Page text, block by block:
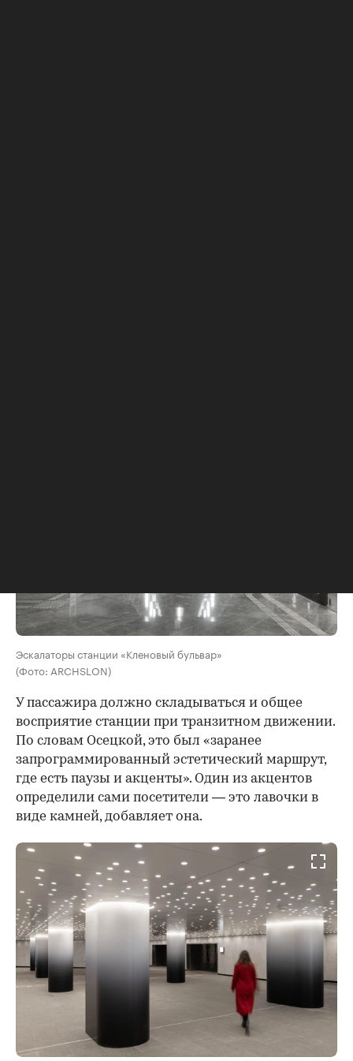
Эскалаторы станции «Кленовый бульвар»
(Фото: ARCHSLON)
У пассажира должно складываться и общее
восприятие станции при транзитном движении.
По словам Осецкой, это был «заранее
запрограммированный эстетический маршрут,
где есть паузы и акценты». Один из акцентов
определили сами посетители — это лавочки в
виде камней, добавляет она.